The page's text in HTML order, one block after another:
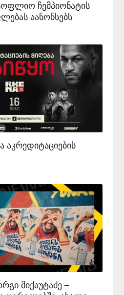
ჩემპიონატის
აანონსებს
აკრედიტაციების
მიქაუტაძე –